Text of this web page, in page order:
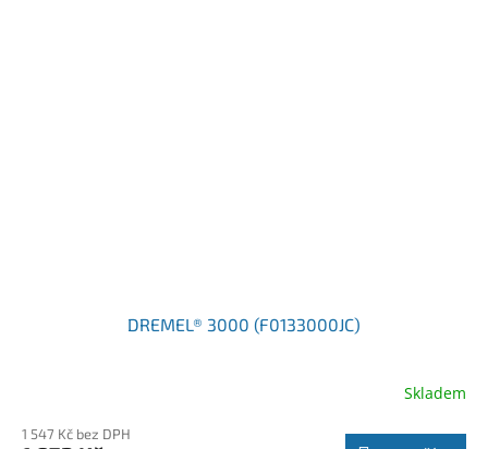
DREMEL® 3000 (F0133000JC)
Skladem
1 547 Kč bez DPH